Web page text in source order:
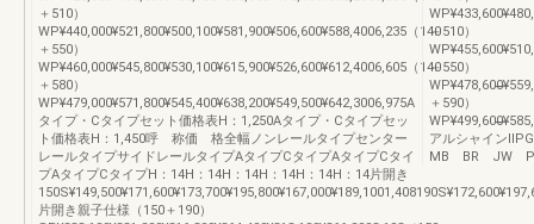
＋510）
WP¥440,000¥521,800¥500,100¥581,900¥506,600¥588,4006,235（140
＋550）
WP¥460,000¥545,800¥530,100¥615,900¥526,600¥612,4006,605（140
＋580）
WP¥479,000¥571,800¥545,400¥638,200¥549,500¥642,3006,975A
タイプ・Cタイプセット価格表H：1,250Aタイプ・Cタイプセッ
ト価格表H：1,450呼 称価 格全幅ノンレールタイプセンター
レールタイプサイドレールタイプAタイプCタイプAタイプCタイ
プAタイプCタイプH：14H：14H：14H：14H：14H：14片開き
片開き親子仕様（150＋190）
＋510）
＋550）
＋590）
アルシャイン
MB BR JW